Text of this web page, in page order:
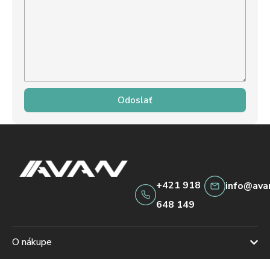
Odoslať
+421 918
648 149
O nákupe